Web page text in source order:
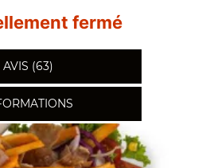
fermé
AVIS (63)